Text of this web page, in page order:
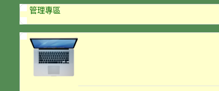
管理專區